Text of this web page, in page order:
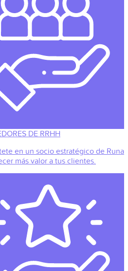
DE RRHH
en un socio estratégico de Runa
más valor a tus clientes.